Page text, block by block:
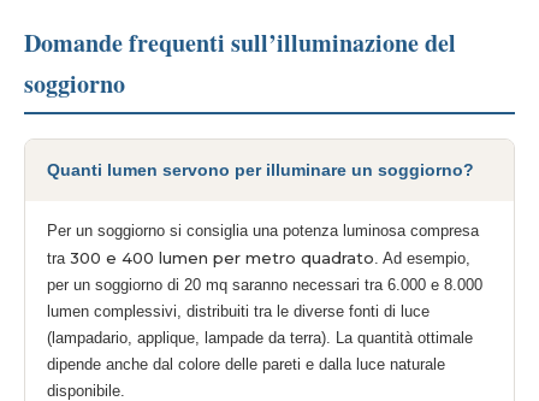
Domande frequenti sull’illuminazione del
soggiorno
Quanti lumen servono per illuminare un soggiorno?
Per un soggiorno si consiglia una potenza luminosa compresa
tra 300 e 400 lumen per metro quadrato. Ad esempio,
per un soggiorno di 20 mq saranno necessari tra 6.000 e 8.000
lumen complessivi, distribuiti tra le diverse fonti di luce
(lampadario, applique, lampade da terra). La quantità ottimale
dipende anche dal colore delle pareti e dalla luce naturale
disponibile.